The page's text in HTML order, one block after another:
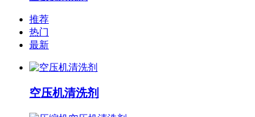
推荐
热门
最新
空压机清洗剂